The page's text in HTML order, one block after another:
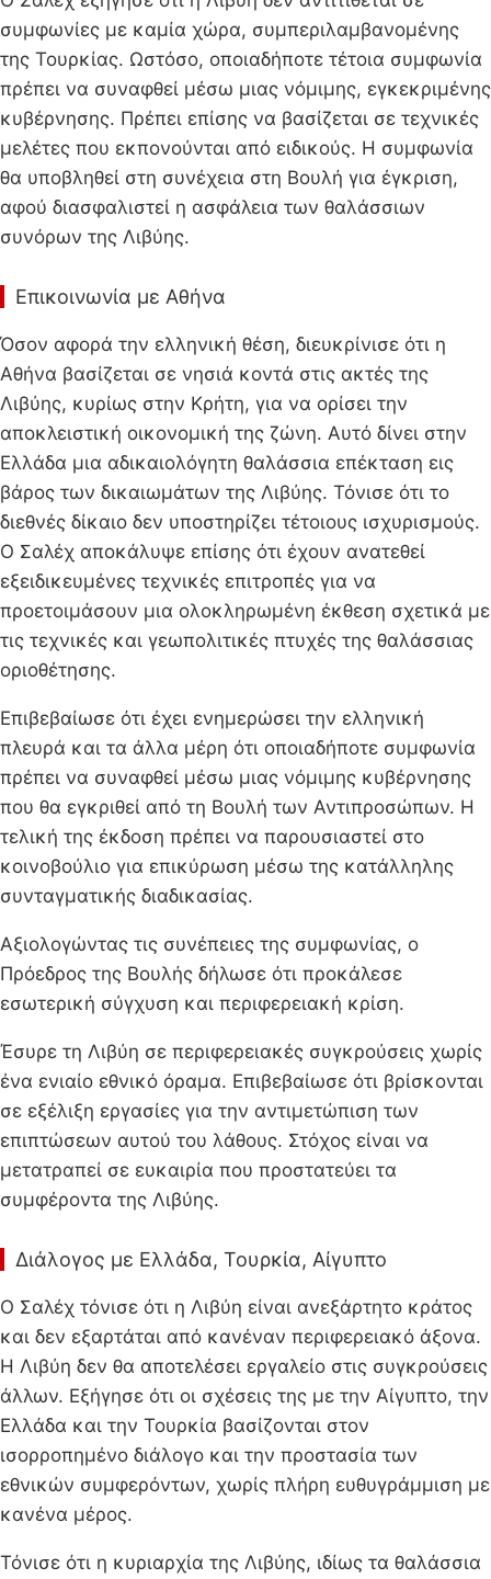
συμφωνίες με καμία χώρα, συμπεριλαμβανομένης
της Τουρκίας. Ωστόσο, οποιαδήποτε τέτοια συμφωνία
πρέπει να συναφθεί μέσω μιας νόμιμης, εγκεκριμένης
κυβέρνησης. Πρέπει επίσης να βασίζεται σε τεχνικές
μελέτες που εκπονούνται από ειδικούς. Η συμφωνία
θα υποβληθεί στη συνέχεια στη Βουλή για έγκριση,
αφού διασφαλιστεί η ασφάλεια των θαλάσσιων
συνόρων της Λιβύης.
Επικοινωνία με Αθήνα
Όσον αφορά την ελληνική θέση, διευκρίνισε ότι η
Αθήνα βασίζεται σε νησιά κοντά στις ακτές της
Λιβύης, κυρίως στην Κρήτη, για να ορίσει την
αποκλειστική οικονομική της ζώνη. Αυτό δίνει στην
Ελλάδα μια αδικαιολόγητη θαλάσσια επέκταση εις
βάρος των δικαιωμάτων της Λιβύης. Τόνισε ότι το
διεθνές δίκαιο δεν υποστηρίζει τέτοιους ισχυρισμούς.
Ο Σαλέχ αποκάλυψε επίσης ότι έχουν ανατεθεί
εξειδικευμένες τεχνικές επιτροπές για να
προετοιμάσουν μια ολοκληρωμένη έκθεση σχετικά με
τις τεχνικές και γεωπολιτικές πτυχές της θαλάσσιας
οριοθέτησης.
Επιβεβαίωσε ότι έχει ενημερώσει την ελληνική
πλευρά και τα άλλα μέρη ότι οποιαδήποτε συμφωνία
πρέπει να συναφθεί μέσω μιας νόμιμης κυβέρνησης
που θα εγκριθεί από τη Βουλή των Αντιπροσώπων. Η
τελική της έκδοση πρέπει να παρουσιαστεί στο
κοινοβούλιο για επικύρωση μέσω της κατάλληλης
συνταγματικής διαδικασίας.
Αξιολογώντας τις συνέπειες της συμφωνίας, ο
Πρόεδρος της Βουλής δήλωσε ότι προκάλεσε
εσωτερική σύγχυση και περιφερειακή κρίση.
Έσυρε τη Λιβύη σε περιφερειακές συγκρούσεις χωρίς
ένα ενιαίο εθνικό όραμα. Επιβεβαίωσε ότι βρίσκονται
σε εξέλιξη εργασίες για την αντιμετώπιση των
επιπτώσεων αυτού του λάθους. Στόχος είναι να
μετατραπεί σε ευκαιρία που προστατεύει τα
συμφέροντα της Λιβύης.
Διάλογος με Ελλάδα, Τουρκία, Αίγυπτο
Ο Σαλέχ τόνισε ότι η Λιβύη είναι ανεξάρτητο κράτος
και δεν εξαρτάται από κανέναν περιφερειακό άξονα.
Η Λιβύη δεν θα αποτελέσει εργαλείο στις συγκρούσεις
άλλων. Εξήγησε ότι οι σχέσεις της με την Αίγυπτο, την
Ελλάδα και την Τουρκία βασίζονται στον
ισορροπημένο διάλογο και την προστασία των
εθνικών συμφερόντων, χωρίς πλήρη ευθυγράμμιση με
κανένα μέρος.
Τόνισε ότι η κυριαρχία της Λιβύης, ιδίως τα θαλάσσια